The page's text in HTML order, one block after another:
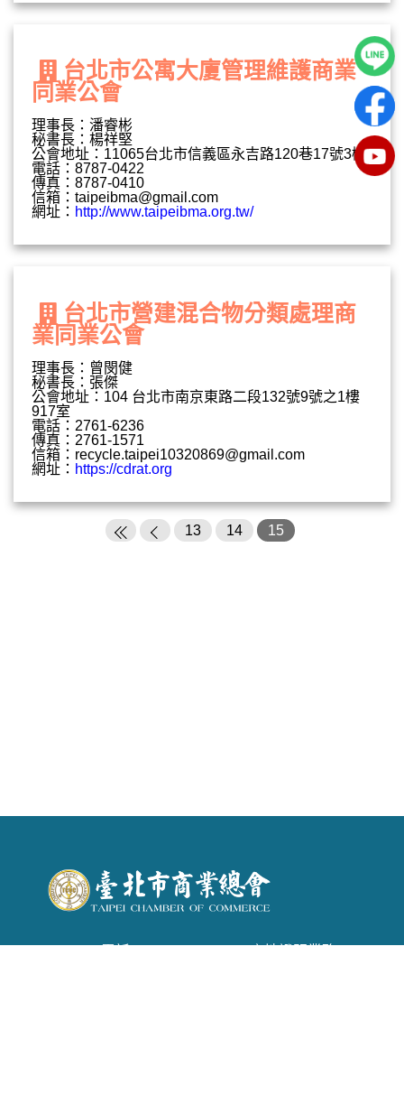
台北市公寓大廈管理維護商業
同業公會
理事長：潘睿彬
秘書長：楊祥堅
公會地址：11065台北市信義區永吉路120巷17號3樓
電話：8787-0422
傳真：8787-0410
信箱： taipeibma@gmail.com
網址： http://www.taipeibma.org.tw/
台北市營建混合物分類處理商
業同業公會
理事長：曾閔健
秘書長：張傑
公會地址：104 台北市南京東路二段132號9號之1樓
917室
電話：2761-6236
傳真：2761-1571
信箱： recycle.taipei10320869@gmail.com
網址： https://cdrat.org
13 14 15